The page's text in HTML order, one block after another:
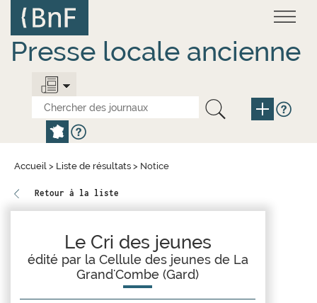
contenu
principal
Presse locale ancienne
Accueil > Liste de résultats > Notice
Retour à la liste
Le Cri des jeunes
édité par la Cellule des jeunes de La
Grand'Combe (Gard)
Panneau de gestion des cookies